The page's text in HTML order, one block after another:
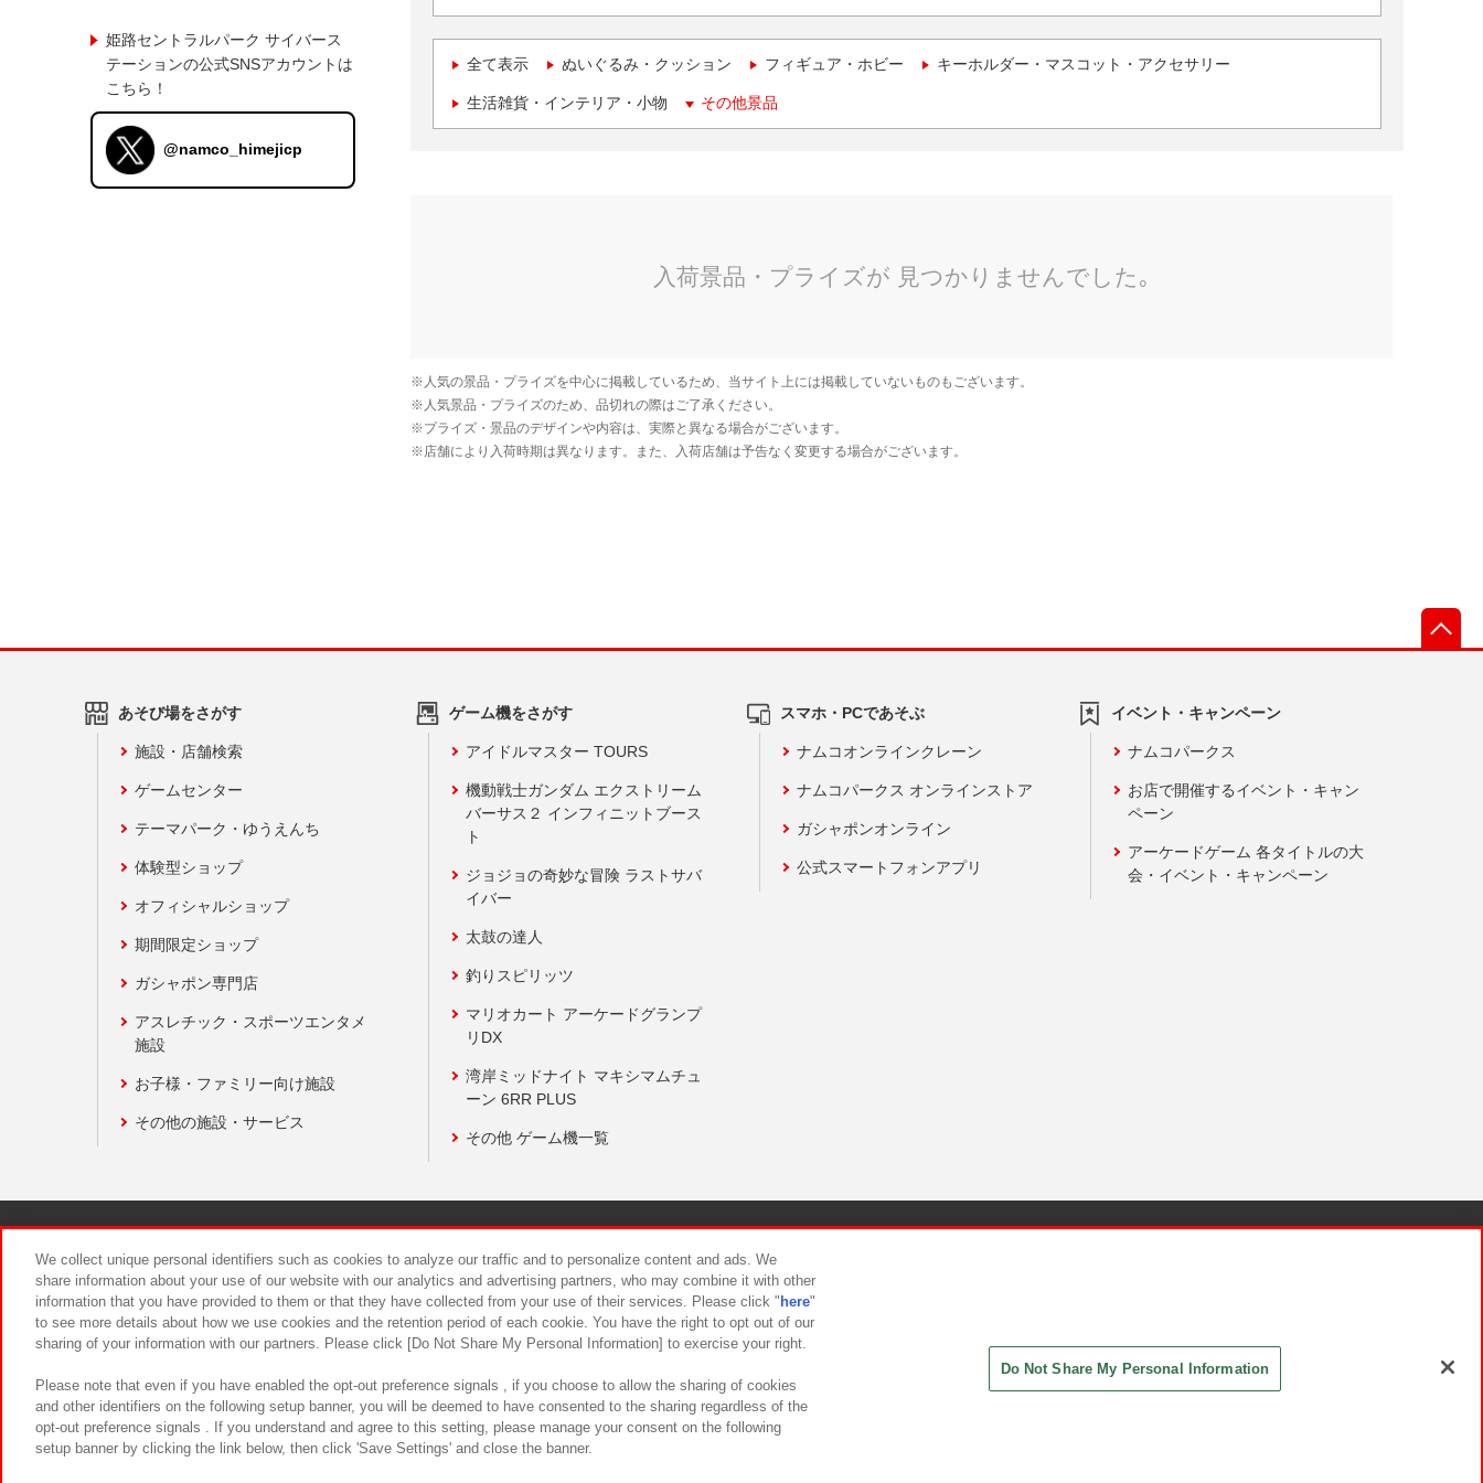
全て表示 ぬいぐるみ・クッション フィギュア・ホビー キーホルダー・マスコット・アクセサリー
生活雑貨・インテリア・小物 その他景品
姫路セントラルパーク サイバース
テーションの公式SNSアカウントは
こちら！
@namco_himejicp
あそび場をさがす
施設・店舗検索
ゲームセンター
テーマパーク・ゆうえんち
体験型ショップ
オフィシャルショップ
期間限定ショップ
ガシャポン専門店
アスレチック・スポーツエンタメ
施設
お子様・ファミリー向け施設
その他の施設・サービス
ゲーム機をさがす
アイドルマスター TOURS
機動戦士ガンダム エクストリーム
バーサス２ インフィニットブース
ト
ジョジョの奇妙な冒険 ラストサバ
イバー
太鼓の達人
釣りスピリッツ
マリオカート アーケードグランプ
リDX
湾岸ミッドナイト マキシマムチュ
ーン 6RR PLUS
その他 ゲーム機一覧
スマホ・PCであそぶ
ナムコオンラインクレーン
ナムコパークス オンラインストア
ガシャポンオンライン
公式スマートフォンアプリ
イベント・キャンペーン
ナムコパークス
お店で開催するイベント・キャン
ペーン
アーケードゲーム 各タイトルの大
会・イベント・キャンペーン
食品のご提供について カスタマーハラスメント対応方針
We collect unique personal identifiers such as cookies to analyze our traffic and to personalize content and ads. We
share information about your use of our website with our analytics and advertising partners, who may combine it with other
information that you have provided to them or that they have collected from your use of their services. Please click " here"
to see more details about how we use cookies and the retention period of each cookie. You have the right to opt out of our
sharing of your information with our partners. Please click [Do Not Share My Personal Information] to exercise your right.
Please note that even if you have enabled the opt-out preference signals , if you choose to allow the sharing of cookies
and other identifiers on the following setup banner, you will be deemed to have consented to the sharing regardless of the
opt-out preference signals . If you understand and agree to this setting, please manage your consent on the following
setup banner by clicking the link below, then click 'Save Settings' and close the banner.
Do Not Share My Personal Information